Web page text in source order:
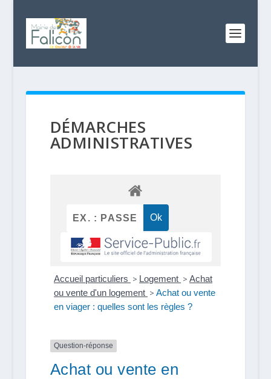
DÉMARCHES
ADMINISTRATIVES
Accueil particuliers > Logement > Achat
ou vente d'un logement > Achat ou vente
en viager : quelles sont les règles ?
Question-réponse
Achat ou vente en